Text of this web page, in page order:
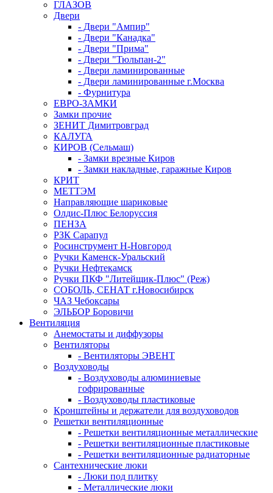
ГЛАЗОВ
Двери
- Двери "Ампир"
- Двери "Канадка"
- Двери "Прима"
- Двери "Тюльпан-2"
- Двери ламинированные
- Двери ламинированные г.Москва
- Фурнитура
ЕВРО-ЗАМКИ
Замки прочие
ЗЕНИТ Димитровград
КАЛУГА
КИРОВ (Сельмаш)
- Замки врезные Киров
- Замки накладные, гаражные Киров
КРИТ
МЕТТЭМ
Направляющие шариковые
Олдис-Плюс Белоруссия
ПЕНЗА
РЗК Сарапул
Росинструмент Н-Новгород
Ручки Каменск-Уральский
Ручки Нефтекамск
Ручки ПКФ "Литейщик-Плюс" (Реж)
СОБОЛЬ, СЕНАТ г.Новосибирск
ЧАЗ Чебоксары
ЭЛЬБОР Боровичи
Вентиляция
Анемостаты и диффузоры
Вентиляторы
- Вентиляторы ЭВЕНТ
Воздуховоды
- Воздуховоды алюминиевые
гофрированные
- Воздуховоды пластиковые
Кронштейны и держатели для воздуховодов
Решетки вентиляционные
- Решетки вентиляционные металлические
- Решетки вентиляционные пластиковые
- Решетки вентиляционные радиаторные
Сантехнические люки
- Люки под плитку
- Металлические люки